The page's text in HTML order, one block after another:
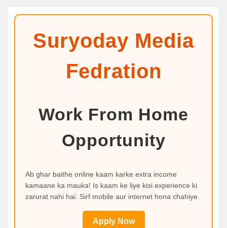
Suryoday Media
Fedration
Work From Home
Opportunity
Ab ghar baithe online kaam karke extra income
kamaane ka mauka! Is kaam ke liye kisi experience ki
zarurat nahi hai. Sirf mobile aur internet hona chahiye.
Apply Now